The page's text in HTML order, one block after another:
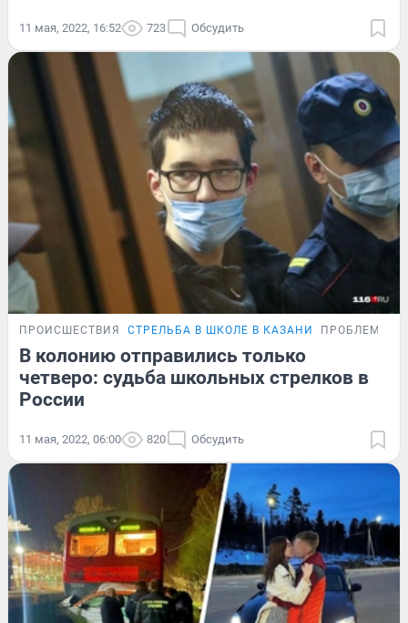
11 мая, 2022, 16:52 723 Обсудить
ПРОИСШЕСТВИЯ СТРЕЛЬБА В ШКОЛЕ В КАЗАНИ ПРОБЛЕМА
В колонию отправились только
четверо: судьба школьных стрелков в
России
11 мая, 2022, 06:00 820 Обсудить